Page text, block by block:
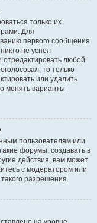
только их
Для
первого сообщения
не успел
отредактировать любой
то только
или удалить
менять варианты
пользователям или
форумы, создавать в
действия, вам может
с модератором или
разрешения.